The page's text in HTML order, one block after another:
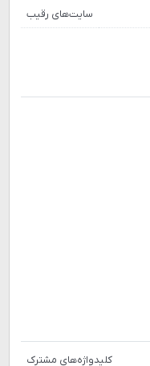
سایت‌های رقیب
کلیدواژه‌های مشترک